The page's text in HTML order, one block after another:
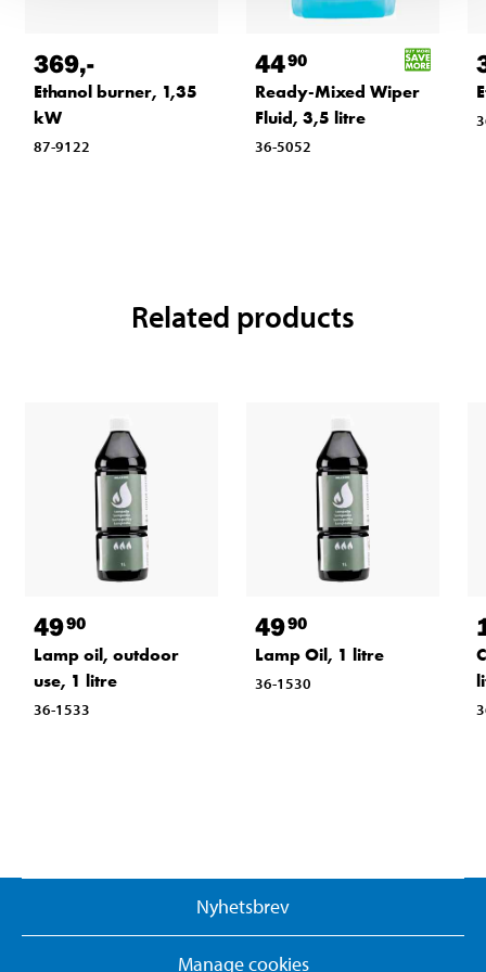
369,-
Ethanol burner, 1,35
kW
87-9122
4490
Ready-Mixed Wiper
Fluid, 3,5 litre
36-5052
Related products
4990
Lamp oil, outdoor
use, 1 litre
36-1533
4990
Lamp Oil, 1 litre
36-1530
Nyhetsbrev
Manage cookies